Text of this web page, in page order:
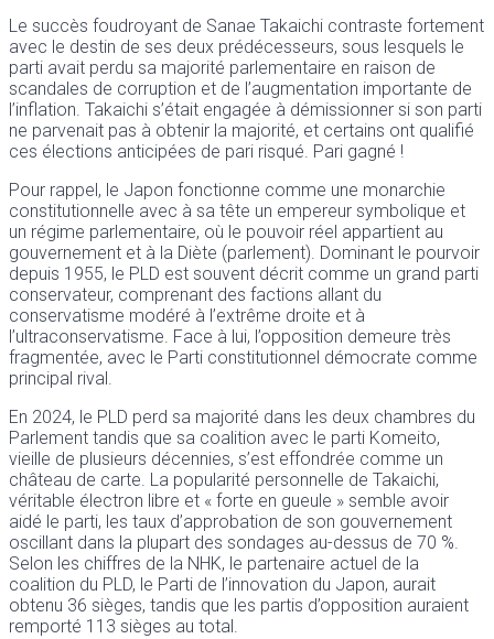
Le succès foudroyant de Sanae Takaichi contraste fortement
avec le destin de ses deux prédécesseurs, sous lesquels le
parti avait perdu sa majorité parlementaire en raison de
scandales de corruption et de l’augmentation importante de
l’inflation. Takaichi s’était engagée à démissionner si son parti
ne parvenait pas à obtenir la majorité, et certains ont qualifié
ces élections anticipées de pari risqué. Pari gagné !
Pour rappel, le Japon fonctionne comme une monarchie
constitutionnelle avec à sa tête un empereur symbolique et
un régime parlementaire, où le pouvoir réel appartient au
gouvernement et à la Diète (parlement). Dominant le pourvoir
depuis 1955, le PLD est souvent décrit comme un grand parti
conservateur, comprenant des factions allant du
conservatisme modéré à l’extrême droite et à
l’ultraconservatisme. Face à lui, l’opposition demeure très
fragmentée, avec le Parti constitutionnel démocrate comme
principal rival.
En 2024, le PLD perd sa majorité dans les deux chambres du
Parlement tandis que sa coalition avec le parti Komeito,
vieille de plusieurs décennies, s’est effondrée comme un
château de carte. La popularité personnelle de Takaichi,
véritable électron libre et « forte en gueule » semble avoir
aidé le parti, les taux d’approbation de son gouvernement
oscillant dans la plupart des sondages au-dessus de 70 %.
Selon les chiffres de la NHK, le partenaire actuel de la
coalition du PLD, le Parti de l’innovation du Japon, aurait
obtenu 36 sièges, tandis que les partis d’opposition auraient
remporté 113 sièges au total.